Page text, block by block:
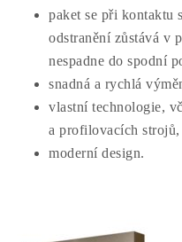
paket se při kontaktu
odstranění zůstává v
nespadne do spodní
snadná a rychlá
vlastní technologie,
a profilovacích strojů,
moderní design.